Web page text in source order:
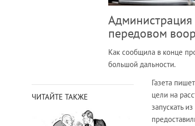
Администрация
передовом
Как сообщила в конце
большой дальности.
ЧИТАЙТЕ ТАКЖЕ
Газета
цели на
запускать